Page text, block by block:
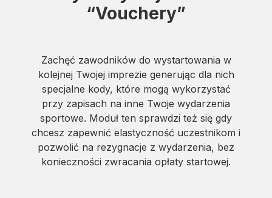
“Vouchery”
Zachęć zawodników do wystartowania w
kolejnej Twojej imprezie generując dla nich
specjalne kody, które mogą wykorzystać
przy zapisach na inne Twoje wydarzenia
sportowe. Moduł ten sprawdzi też się gdy
chcesz zapewnić elastyczność uczestnikom i
pozwolić na rezygnacje z wydarzenia, bez
konieczności zwracania opłaty startowej.